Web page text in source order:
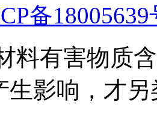
备18005639
料有害物质
生影响，才